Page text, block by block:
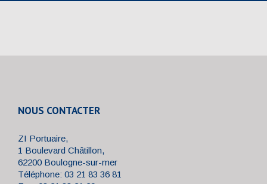
NOUS CONTACTER
ZI Portuaire,
1 Boulevard Châtillon,
62200 Boulogne-sur-mer
Téléphone: 03 21 83 36 81